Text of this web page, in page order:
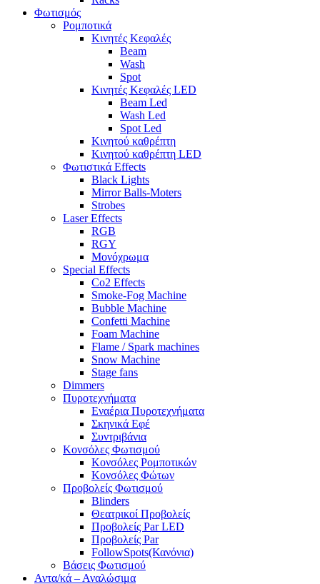
Φωτισμός
Ρομποτικά
Κινητές Κεφαλές
Beam
Wash
Spot
Κινητές Κεφαλές LED
Beam Led
Wash Led
Spot Led
Κινητού καθρέπτη
Κινητού καθρέπτη LED
Φωτιστικά Effects
Black Lights
Mirror Balls-Moters
Strobes
Laser Effects
RGB
RGY
Μονόχρωμα
Special Effects
Co2 Effects
Smoke-Fog Machine
Bubble Machine
Confetti Machine
Foam Machine
Flame / Spark machines
Snow Machine
Stage fans
Dimmers
Πυροτεχνήματα
Εναέρια Πυροτεχνήματα
Σκηνικά Εφέ
Συντριβάνια
Κονσόλες Φωτισμού
Κονσόλες Ρομποτικών
Κονσόλες Φώτων
Προβολείς Φωτισμού
Blinders
Θεατρικοί Προβολείς
Προβολείς Par LED
Προβολείς Par
FollowSpots(Κανόνια)
Βάσεις Φωτισμού
Αντα/κά – Αναλώσιμα